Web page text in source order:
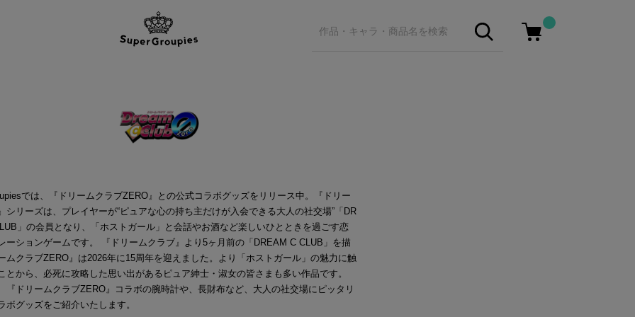
では、『ドリームクラブZERO』との公式コラボグッズをリリース中。『ドリー
シリーズは、プレイヤーが“ピュアな心の持ち主だけが入会できる大人の社交場”「DR
」の会員となり、「ホストガール」と会話やお酒など楽しいひとときを過ごす恋
ーションゲームです。 『ドリームクラブ』より5ヶ月前の「DREAM C CLUB」を描
ムクラブZERO』は2026年に15周年を迎えました。より「ホストガール」の魅力に触
とから、必死に攻略した思い出があるピュア紳士・淑女の皆さまも多い作品です。
『ドリームクラブZERO』コラボの腕時計や、長財布など、大人の社交場にピッタリ
ボグッズをご紹介いたします。